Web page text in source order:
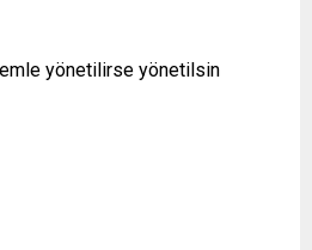
yönetilirse yönetilsin